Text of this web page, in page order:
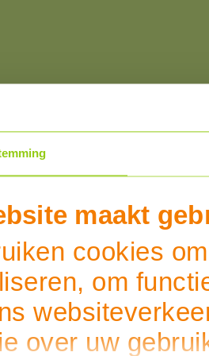
maakt
cookies
om
over uw